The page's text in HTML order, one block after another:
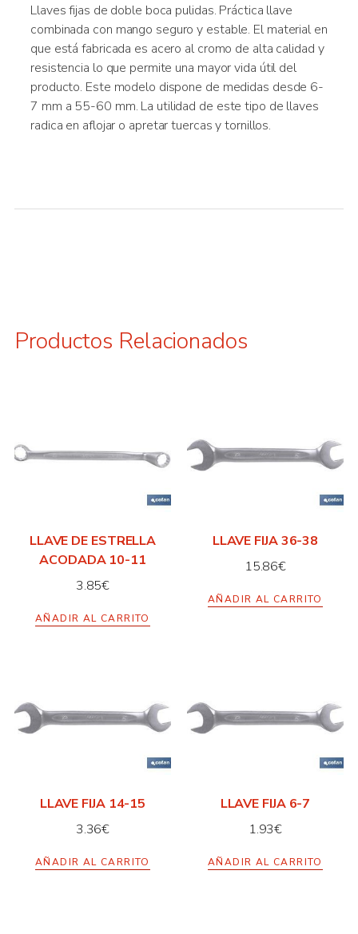
Llaves fijas de doble boca pulidas. Práctica llave
combinada con mango seguro y estable. El material en
que está fabricada es acero al cromo de alta calidad y
resistencia lo que permite una mayor vida útil del
producto. Este modelo dispone de medidas desde 6-
7 mm a 55-60 mm. La utilidad de este tipo de llaves
radica en aflojar o apretar tuercas y tornillos.
Productos Relacionados
LLAVE DE ESTRELLA
ACODADA 10-11
3.85€
AÑADIR AL CARRITO
LLAVE FIJA 36-38
15.86€
AÑADIR AL CARRITO
LLAVE FIJA 14-15
3.36€
AÑADIR AL CARRITO
LLAVE FIJA 6-7
1.93€
AÑADIR AL CARRITO